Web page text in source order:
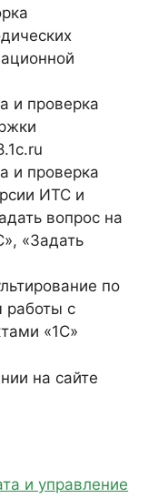
и проверка
и проверка
ИТС и
вопрос на
«Задать
по
работы с
«1С»
на сайте
и управление